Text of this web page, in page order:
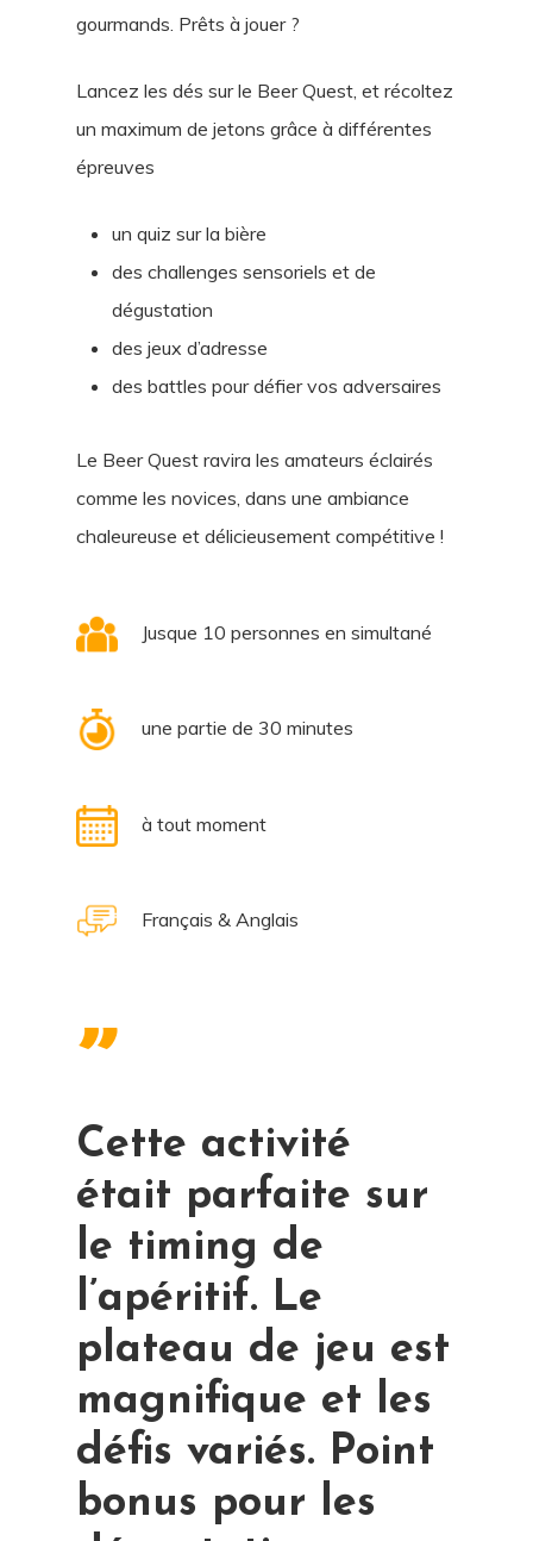
gourmands. Prêts à jouer ?
Lancez les dés sur le Beer Quest, et récoltez
un maximum de jetons grâce à différentes
épreuves
un quiz sur la bière
des challenges sensoriels et de
dégustation
des jeux d’adresse
des battles pour défier vos adversaires
Le Beer Quest ravira les amateurs éclairés
comme les novices, dans une ambiance
chaleureuse et délicieusement compétitive !
Jusque 10 personnes en simultané
une partie de 30 minutes
à tout moment
Français & Anglais
”
Cette activité
était parfaite sur
le timing de
l’apéritif. Le
plateau de jeu est
magnifique et les
défis variés. Point
bonus pour les